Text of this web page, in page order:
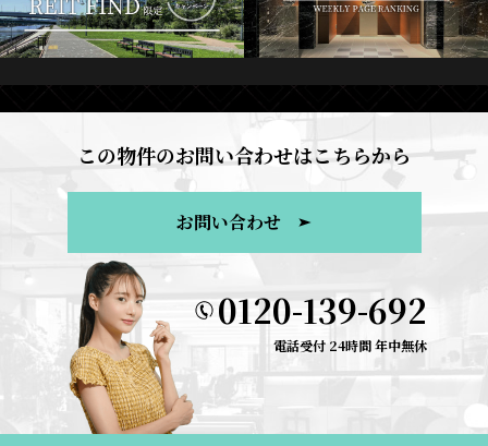
この物件のお問い合わせはこちらから
お問い合わせ
0120-139-692
電話受付 24時間 年中無休